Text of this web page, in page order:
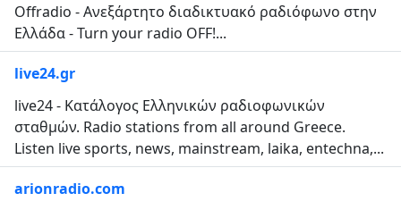
Offradio - Ανεξάρτητο διαδικτυακό ραδιόφωνο στην
Ελλάδα - Turn your radio OFF!...
live24.gr
live24 - Κατάλογος Ελληνικών ραδιοφωνικών
σταθμών. Radio stations from all around Greece.
Listen live sports, news, mainstream, laika, entechna,...
arionradio.com